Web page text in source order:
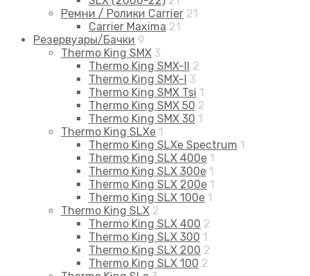
Ремни / Ролики Carrier 21
Carrier Maxima 21
Резервуары/Бачки 9
Thermo King SMX 3
Thermo King SMX-II 2
Thermo King SMX-I 3
Thermo King SMX Tsi 1
Thermo King SMX 50 2
Thermo King SMX 30 1
Thermo King SLXe 1
Thermo King SLXe Spectrum 1
Thermo King SLX 400e 1
Thermo King SLX 300e 1
Thermo King SLX 200e 1
Thermo King SLX 100e 1
Thermo King SLX 2
Thermo King SLX 400 2
Thermo King SLX 300 1
Thermo King SLX 200 2
Thermo King SLX 100 2